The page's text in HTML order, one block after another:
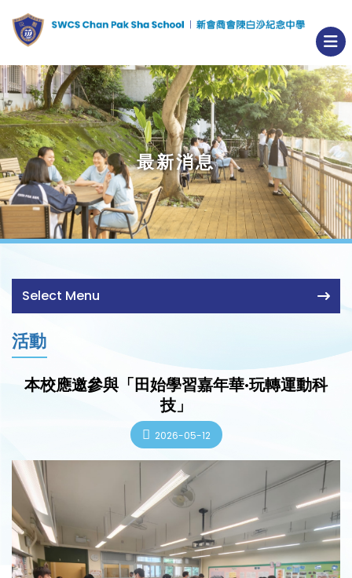
最新消息
Select Menu
活動
本校應邀參與「田始學習嘉年華·玩轉運動科
技」
2026-05-12